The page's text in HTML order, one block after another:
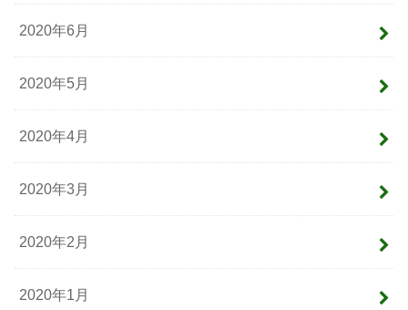
2020年6月
2020年5月
2020年4月
2020年3月
2020年2月
2020年1月